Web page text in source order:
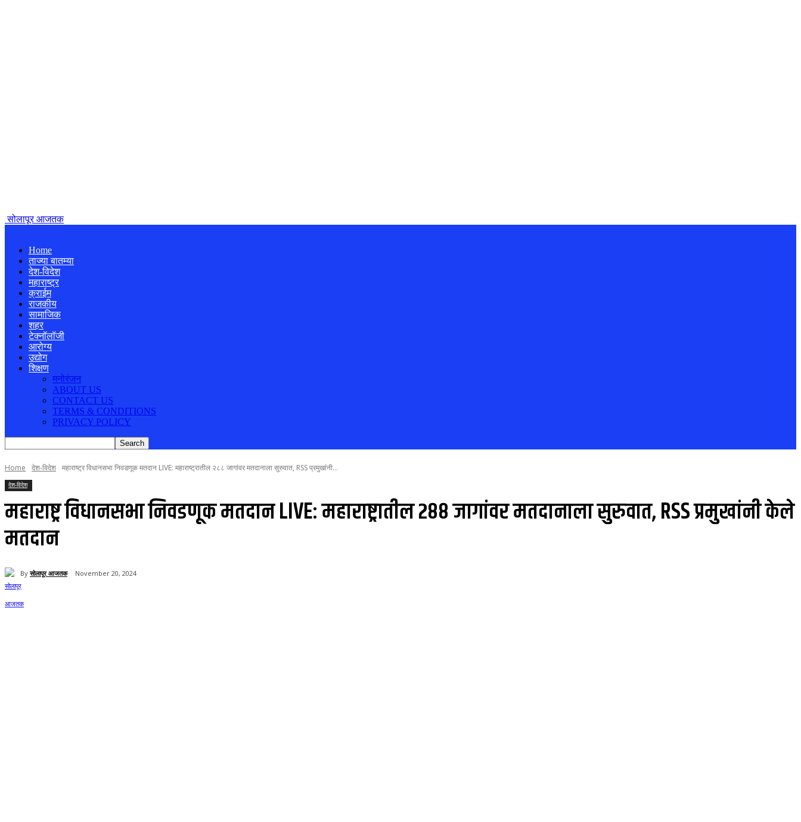
सोलापूर आजतक
Home
ताज्या बातम्या
देश-विदेश
महाराष्ट्र
क्राईम
राजकीय
सामाजिक
शहर
टेक्नॉलॉजी
आरोग्य
उद्योग
शिक्षण
मनोरंजन
ABOUT US
CONTACT US
TERMS & CONDITIONS
PRIVACY POLICY
Home देश-विदेश महाराष्ट्र विधानसभा निवडणूक मतदान LIVE: महाराष्ट्रातील २८८ जागांवर मतदानाला सुरुवात, RSS प्रमुखांनी...
देश-विदेश
महाराष्ट्र विधानसभा निवडणूक मतदान LIVE: महाराष्ट्रातील २८८ जागांवर मतदानाला सुरुवात, RSS प्रमुखांनी केले
मतदान
By सोलापूर आजतक November 20, 2024